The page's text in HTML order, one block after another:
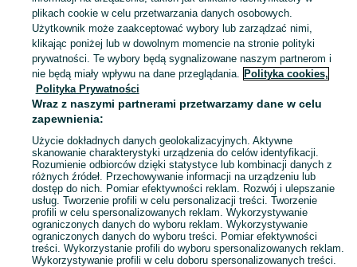
Szukasz bucików dla dzieci? Sprawdź ogłoszenia na OLX i znajdź wygodne i stylowe obuwie dla dzieci w każdym wieku! Starachowice i okolice.
Mapa kategorii
Mapa miejscowości
Mapa ministron
Popularne wyszukiwania
plikach cookie w celu przetwarzania danych osobowych.
Użytkownik może zaakceptować wybory lub zarządzać nimi,
klikając poniżej lub w dowolnym momencie na stronie polityki
prywatności. Te wybory będą sygnalizowane naszym partnerom i
nie będą miały wpływu na dane przeglądania. Polityka cookies,
Polityka Prywatności
Wraz z naszymi partnerami przetwarzamy dane w celu
zapewnienia:
Użycie dokładnych danych geolokalizacyjnych. Aktywne
skanowanie charakterystyki urządzenia do celów identyfikacji.
Rozumienie odbiorców dzięki statystyce lub kombinacji danych z
różnych źródeł. Przechowywanie informacji na urządzeniu lub
dostęp do nich. Pomiar efektywności reklam. Rozwój i ulepszanie
usług. Tworzenie profili w celu personalizacji treści. Tworzenie
profili w celu spersonalizowanych reklam. Wykorzystywanie
ograniczonych danych do wyboru reklam. Wykorzystywanie
ograniczonych danych do wyboru treści. Pomiar efektywności
treści. Wykorzystanie profili do wyboru spersonalizowanych reklam.
Wykorzystywanie profili w celu doboru spersonalizowanych treści.